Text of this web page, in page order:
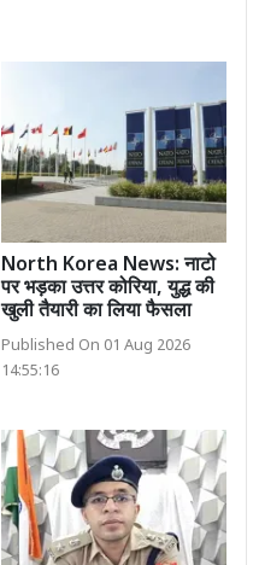
North Korea News: नाटो
पर भड़का उत्तर कोरिया, युद्ध की
खुली तैयारी का लिया फैसला
Published On 01 Aug 2026
14:55:16